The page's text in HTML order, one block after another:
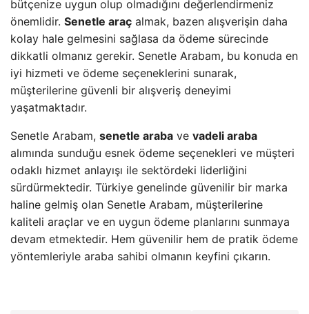
bütçenize uygun olup olmadığını değerlendirmeniz
önemlidir. Senetle araç almak, bazen alışverişin daha
kolay hale gelmesini sağlasa da ödeme sürecinde
dikkatli olmanız gerekir. Senetle Arabam, bu konuda en
iyi hizmeti ve ödeme seçeneklerini sunarak,
müşterilerine güvenli bir alışveriş deneyimi
yaşatmaktadır.
Senetle Arabam, senetle araba ve vadeli araba
alımında sunduğu esnek ödeme seçenekleri ve müşteri
odaklı hizmet anlayışı ile sektördeki liderliğini
sürdürmektedir. Türkiye genelinde güvenilir bir marka
haline gelmiş olan Senetle Arabam, müşterilerine
kaliteli araçlar ve en uygun ödeme planlarını sunmaya
devam etmektedir. Hem güvenilir hem de pratik ödeme
yöntemleriyle araba sahibi olmanın keyfini çıkarın.